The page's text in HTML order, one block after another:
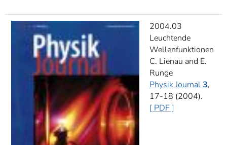
2004.03
Leuchtende
Wellenfunktionen
C. Lienau and E.
Runge
Physik Journal 3,
17-18 (2004).
[ PDF ]